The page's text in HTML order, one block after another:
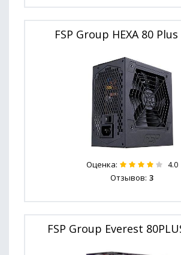
FSP Group HEXA 80
Оценка: 4.0
Отзывов: 3
FSP Group Everest